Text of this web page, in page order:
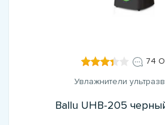
74
Увлажнители
Ballu UHB-205